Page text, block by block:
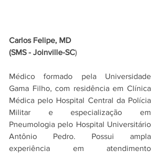
Carlos Felipe, MD
(SMS - Joinville-SC)
Médico formado pela Universidade
Gama Filho, com residência em Clínica
Médica pelo Hospital Central da Polícia
Militar e especialização em
Pneumologia pelo Hospital Universitário
Antônio Pedro. Possui ampla
experiência em atendimento